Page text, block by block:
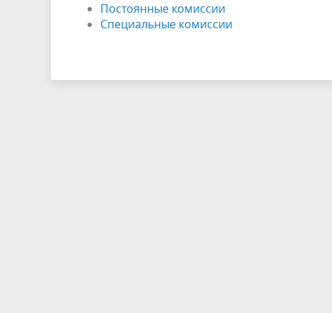
Постоянные комиссии
Специальные комиссии